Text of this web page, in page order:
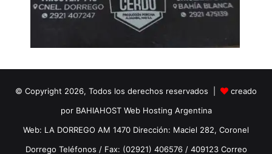
© Copyright 2026, Todos los derechos reservados |
creado
por BAHIAHOST Web Hosting Argentina
Web: LA DORREGO AM 1470 Dirección: Maciel 282, Coronel
Dorrego Teléfonos / Fax: (02921) 406576 / 409123 Correo